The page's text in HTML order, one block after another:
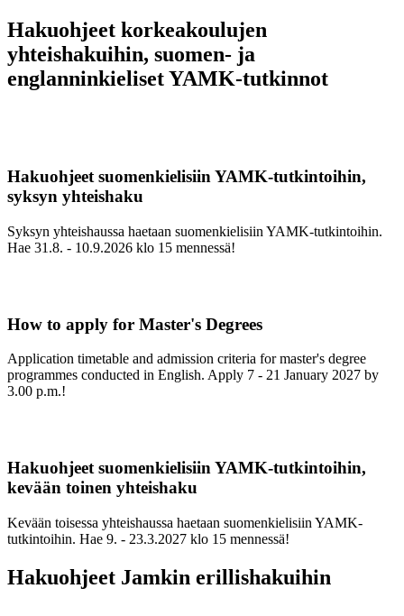
Hakuohjeet korkeakoulujen
yhteishakuihin, suomen- ja
englanninkieliset YAMK-tutkinnot
Hakuohjeet suomenkielisiin YAMK-tutkintoihin,
syksyn yhteishaku
Syksyn yhteishaussa haetaan suomenkielisiin YAMK-tutkintoihin.
Hae 31.8. - 10.9.2026 klo 15 mennessä!
How to apply for Master's Degrees
Application timetable and admission criteria for master's degree
programmes conducted in English. Apply 7 - 21 January 2027 by
3.00 p.m.!
Hakuohjeet suomenkielisiin YAMK-tutkintoihin,
kevään toinen yhteishaku
Kevään toisessa yhteishaussa haetaan suomenkielisiin YAMK-
tutkintoihin. Hae 9. - 23.3.2027 klo 15 mennessä!
Hakuohjeet Jamkin erillishakuihin